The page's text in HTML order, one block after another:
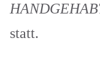
statt.